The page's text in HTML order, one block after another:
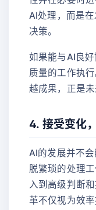
AI处理，而是
决策。
如果能与AI良
质量的工作执
越成果，正是
4. 接受变化
AI的发展并不
脱繁琐的处理
入到高级判断
革不仅视为效